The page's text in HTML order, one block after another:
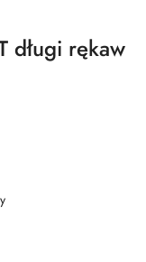
długi rękaw